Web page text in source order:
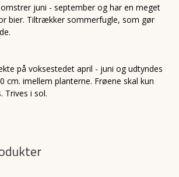
juni - september og har en meget
bier. Tiltrækker sommerfugle, som gør
på voksestedet april - juni og udtyndes
cm. imellem planterne. Frøene skal kun
Trives i sol.